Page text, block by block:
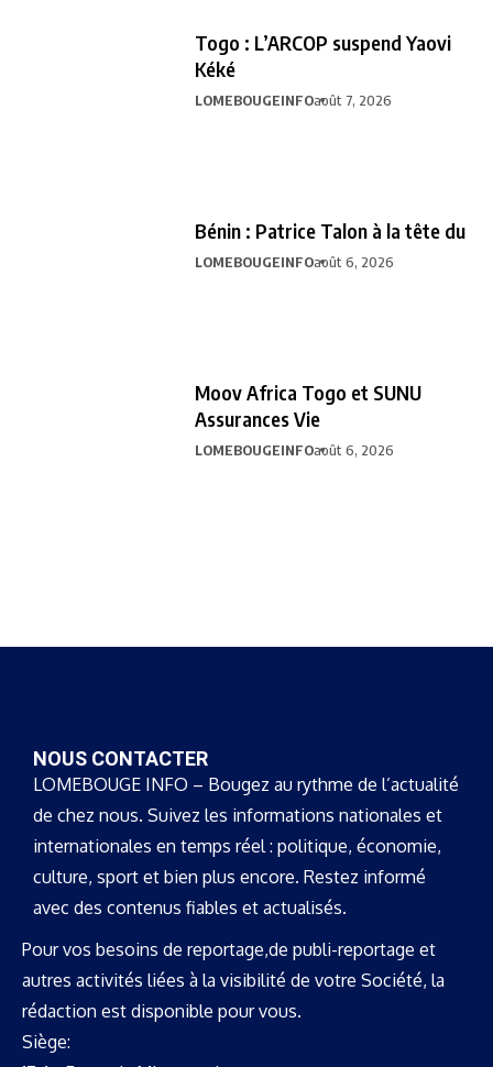
Togo : L’ARCOP suspend Yaovi
Kéké
LOMEBOUGEINFOaoût 7, 2026
Bénin : Patrice Talon à la tête du
LOMEBOUGEINFOaoût 6, 2026
Moov Africa Togo et SUNU
Assurances Vie
LOMEBOUGEINFOaoût 6, 2026
NOUS CONTACTER
LOMEBOUGE INFO – Bougez au rythme de l’actualité
de chez nous. Suivez les informations nationales et
internationales en temps réel : politique, économie,
culture, sport et bien plus encore. Restez informé
avec des contenus fiables et actualisés.
Pour vos besoins de reportage,de publi-reportage et
autres activités liées à la visibilité de votre Société, la
rédaction est disponible pour vous.
Siège: